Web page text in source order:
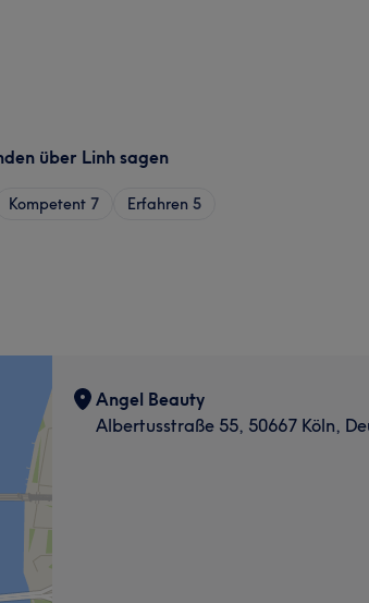
über Linh sagen
Kompetent 7 Erfahren 5
Angel Beauty
Albertusstraße 55, 50667 Köln,